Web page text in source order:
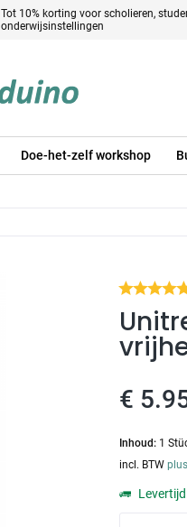
Tot 10% korting voor scholieren,
onderwijsinstellingen
Doe-het-zelf workshop
€
Inhoud: 1
incl. BTW